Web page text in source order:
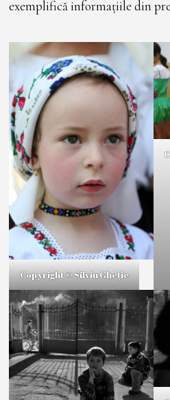
exemplifică informațiile din
Copyright © Silviu Gheție